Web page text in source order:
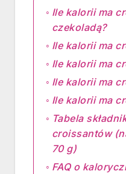
Ile kalorii ma
czekoladą?
Ile kalorii ma
Ile kalorii ma
Ile kalorii ma
Ile kalorii ma
Tabela
croissantów
70 g)
FAQ o